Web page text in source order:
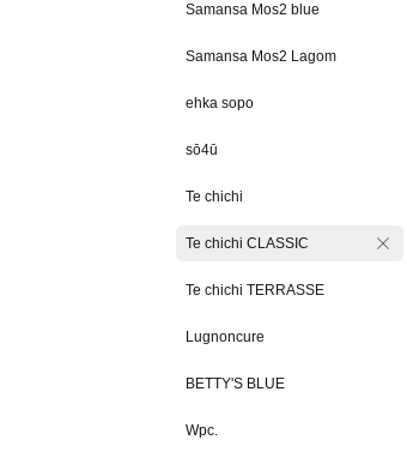
Samansa Mos2 blue
Samansa Mos2 Lagom
ehka sopo
sō4ū
Te chichi
Te chichi CLASSIC
Te chichi TERRASSE
Lugnoncure
BETTY'S BLUE
Wpc.